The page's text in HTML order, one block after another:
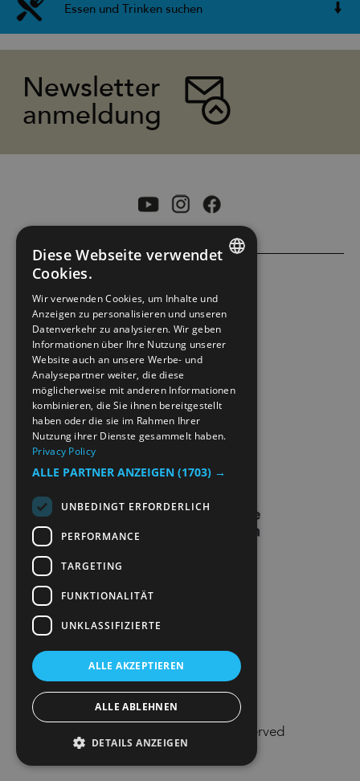
Essen und Trinken suchen
Newsletter
anmeldung
ACCESSIBILITY STATEMENT
PRIVACY POLICY & COOKIES
SITE MAP
EXTRANETT
KONTAKT
© Visit Lillehammer 2026. All Rights Reserved
NORWEGIAN
GERMAN
Diese Webseite verwendet
Cookies.
Wir verwenden Cookies, um Inhalte und
Anzeigen zu personalisieren und unseren
Datenverkehr zu analysieren. Wir geben
Informationen über Ihre Nutzung unserer
Website auch an unsere Werbe- und
Analysepartner weiter, die diese
möglicherweise mit anderen Informationen
kombinieren, die Sie ihnen bereitgestellt
haben oder die sie im Rahmen Ihrer
Nutzung ihrer Dienste gesammelt haben.
Privacy Policy
ALLE PARTNER ANZEIGEN (1703) →
UNBEDINGT ERFORDERLICH
PERFORMANCE
TARGETING
FUNKTIONALITÄT
UNKLASSIFIZIERTE
ALLE AKZEPTIEREN
ALLE ABLEHNEN
DETAILS ANZEIGEN